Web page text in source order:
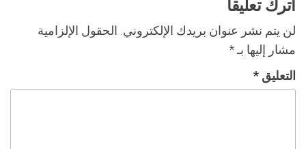
اترك تعليقاً
لن يتم نشر عنوان بريدك الإلكتروني. الحقول الإلزامية
مشار إليها بـ*
التعليق *